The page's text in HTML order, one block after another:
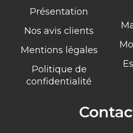
Présentation
Nos avis clients
Mentions légales
Politique de
confidentialité